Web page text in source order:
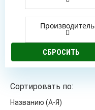
Производитель
Сортировать по:
Названию (А-Я)